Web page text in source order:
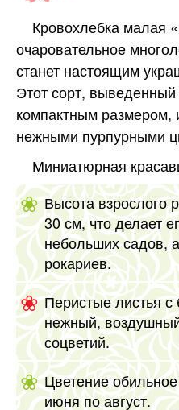
Кровохлебка малая
очаровательное
станет настоящим
Этот сорт, выведенный
компактным размером,
нежными пурпурными
Миниатюрная
Высота взрослого
30 см, что делает
небольших садов,
рокариев.
Перистые листья
нежный,
соцветий.
Цветение
июня по август.